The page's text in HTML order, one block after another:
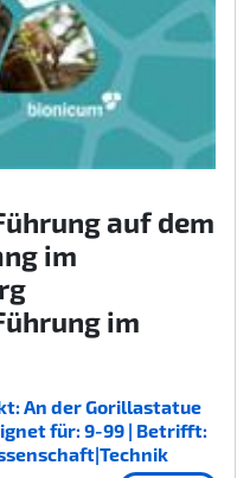
auf dem
im
im
An der Gorillastatue
für: 9-99 | Betrifft: